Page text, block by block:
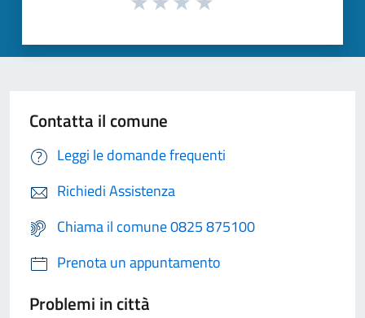
Contatta il comune
Leggi le domande frequenti
Richiedi Assistenza
Chiama il comune 0825 875100
Prenota un appuntamento
Problemi in città